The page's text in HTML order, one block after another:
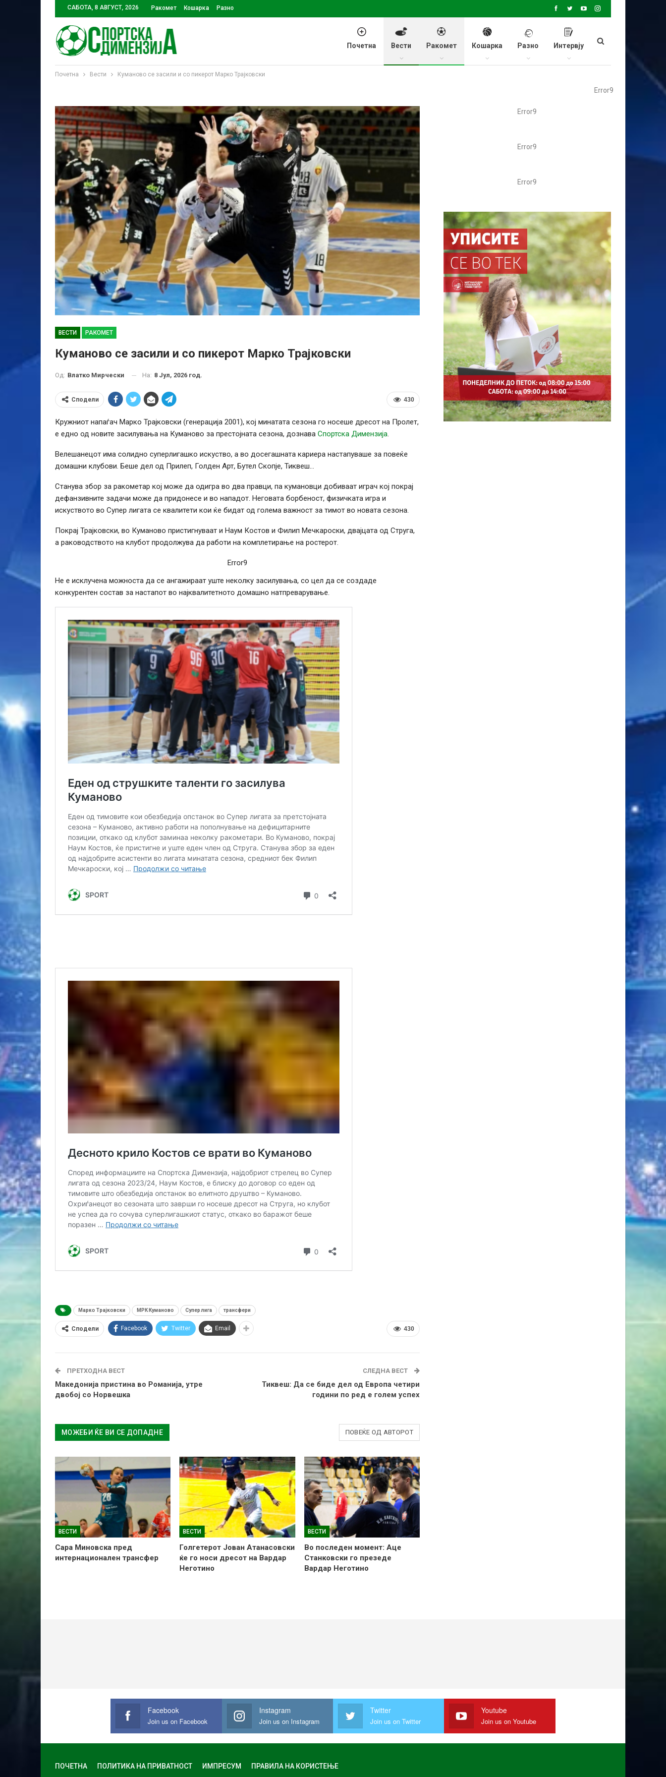
САБОТА, 8 АВГУСТ, 2026 Ракомет Кошарка Разно
Почетна Вести Ракомет Кошарка Разно Интервју
Почетна Вести Куманово се засили и со пикерот Марко Трајковски
Error9
ВЕСТИ РАКОМЕТ
Куманово се засили и со пикерот Марко Трајковски
Од: Влатко Мирчески На: 8 Јул, 2026 год.
430
Сподели
Кружниот напаѓач Марко Трајковски (генерација 2001), кој минатата сезона го носеше дресот на Пролет,
е едно од новите засилувања на Куманово за престојната сезона, дознава Спортска Димензија.
Велешанецот има солидно суперлигашко искуство, а во досегашната кариера настапуваше за повеќе
домашни клубови. Беше дел од Прилеп, Голден Арт, Бутел Скопје, Тиквеш…
Станува збор за ракометар кој може да одигра во два правци, па кумановци добиваат играч кој покрај
дефанзивните задачи може да придонесе и во нападот. Неговата борбеност, физичката игра и
искуството во Супер лигата се квалитети кои ќе бидат од голема важност за тимот во новата сезона.
Покрај Трајковски, во Куманово пристигнуваат и Наум Костов и Филип Мечкароски, двајцата од Струга,
а раководството на клубот продолжува да работи на комплетирање на ростерот.
Error9
Не е исклучена можноста да се ангажираат уште неколку засилувања, со цел да се создаде
конкурентен состав за настапот во најквалитетното домашно натпреварување.
Марко Трајковски МРК Куманово Супер лига трансфери
430
Сподели Facebook Twitter Email
ПРЕТХОДНА ВЕСТ
Македонија пристина во Романија, утре
двобој со Норвешка
СЛЕДНА ВЕСТ
Тиквеш: Да се биде дел од Европа четири
години по ред е голем успех
МОЖЕБИ ЌЕ ВИ СЕ ДОПАДНЕ ПОВЕЌЕ ОД АВТОРОТ
ВЕСТИ
Сара Миновска пред
интернационален трансфер
ВЕСТИ
Голгетерот Јован Атанасовски
ќе го носи дресот на Вардар
Неготино
ВЕСТИ
Во последен момент: Аце
Станковски го презеде
Вардар Неготино
Error9
Error9
Error9
Facebook
Join us on Facebook
Instagram
Join us on Instagram
Twitter
Join us on Twitter
Youtube
Join us on Youtube
ПОЧЕТНА ПОЛИТИКА НА ПРИВАТНОСТ ИМПРЕСУМ ПРАВИЛА НА КОРИСТЕЊЕ